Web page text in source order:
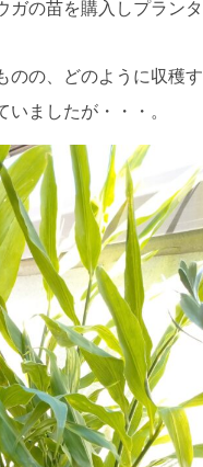
の苗を購入しプランタ
のの、どのように収穫
ましたが・・・。